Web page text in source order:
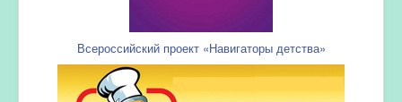
Всероссийский проект «Навигаторы детства»